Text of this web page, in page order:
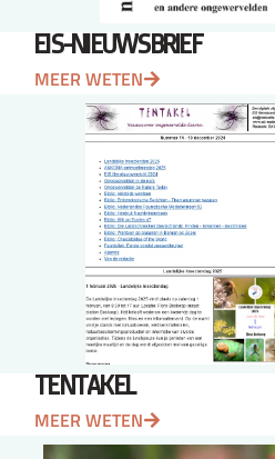
EIS-NIEUWSBRIEF
MEER WETEN
TENTAKEL
MEER WETEN